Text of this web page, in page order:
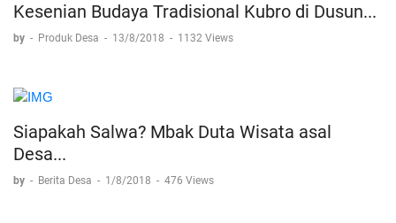
Kesenian Budaya Tradisional Kubro di Dusun...
by - Produk Desa - 13/8/2018 - 1132 Views
Siapakah Salwa? Mbak Duta Wisata asal
Desa...
by - Berita Desa - 1/8/2018 - 476 Views